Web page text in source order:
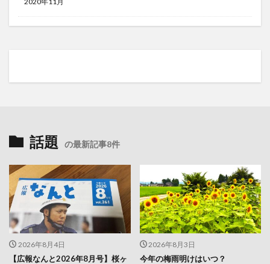
話題 の最新記事8件
2026年8月4日
【広報なんと2026年8月号】桜ヶ
2026年8月3日
今年の梅雨明けはいつ？